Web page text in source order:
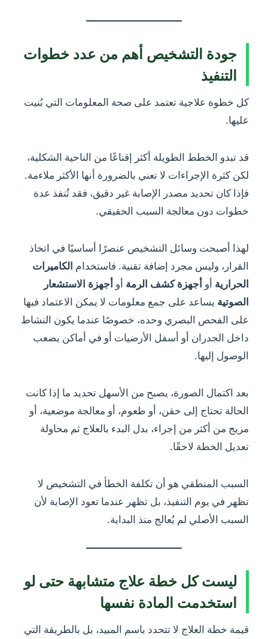
جودة التشخيص أهم من عدد خطوات
التنفيذ
كل خطوة علاجية تعتمد على صحة المعلومات التي بُنيت
عليها.
قد تبدو الخطط الطويلة أكثر إقناعًا من الناحية الشكلية،
لكن كثرة الإجراءات لا تعني بالضرورة أنها الأكثر ملاءمة.
فإذا كان تحديد مصدر الإصابة غير دقيق، فقد تُنفذ عدة
خطوات دون معالجة السبب الحقيقي.
لهذا أصبحت وسائل التشخيص عنصرًا أساسيًا في اتخاذ
القرار، وليس مجرد إضافة تقنية. فاستخدام الكاميرات
الحرارية أو أجهزة كشف الرمة أو أجهزة الاستشعار
الصوتية يساعد على جمع معلومات لا يمكن الاعتماد فيها
على الفحص البصري وحده، خصوصًا عندما يكون النشاط
داخل الجدران أو أسفل الأرضيات أو في أماكن يصعب
الوصول إليها.
بعد اكتمال الصورة، يصبح من الأسهل تحديد ما إذا كانت
الحالة تحتاج إلى حقن، أو طعوم، أو معالجة موضعية، أو
مزيج من أكثر من إجراء، بدل البدء بالعلاج ثم محاولة
تعديل الخطة لاحقًا.
السبب المنطقي هو أن تكلفة الخطأ في التشخيص لا
تظهر في يوم التنفيذ، بل تظهر عندما تعود الإصابة لأن
السبب الأصلي لم يُعالج منذ البداية.
ليست كل خطة علاج متشابهة حتى لو
استخدمت المادة نفسها
قيمة خطة العلاج لا تتحدد باسم المبيد، بل بالطريقة التي